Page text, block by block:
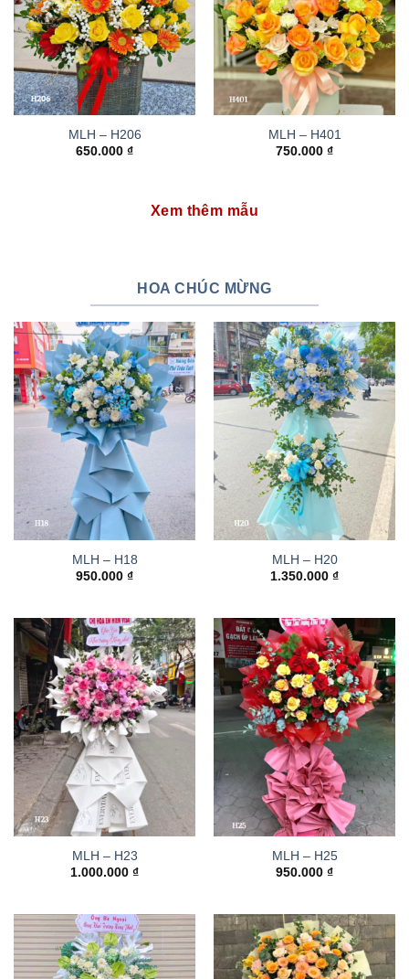
MLH – H206
650.000 ₫
MLH – H401
750.000 ₫
Xem thêm mẫu
HOA CHÚC MỪNG
MLH – H18
950.000 ₫
MLH – H20
1.350.000 ₫
MLH – H23
1.000.000 ₫
MLH – H25
950.000 ₫